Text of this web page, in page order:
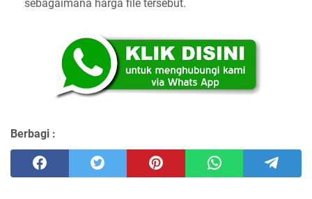
sebagaimana harga file tersebut.
Berbagi :